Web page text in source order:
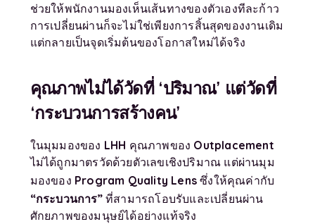
ช่วยให้พนักงานมองเห็นเส้นทางของตัวเองทีละก้าว
การเปลี่ยนผ่านก็จะไม่ใช่เพียงการสิ้นสุดของงานเดิม
แต่กลายเป็นจุดเริ่มต้นของโอกาสใหม่ได้จริง
คุณภาพไม่ได้วัดที่ ‘ปริมาณ’ แต่วัดที่
‘กระบวนการสร้างคน’
ในมุมมองของ LHH คุณภาพของ Outplacement
ไม่ได้ถูกมาตรวัดด้วยตัวเลขเชิงปริมาณ แต่ผ่านมุม
มองของ Program Quality Lensซึ่งให้คุณค่ากับ
“กระบวนการ” ที่สามารถโอบรับและเปลี่ยนผ่าน
ศักยภาพของมนุษย์ได้อย่างแท้จริง